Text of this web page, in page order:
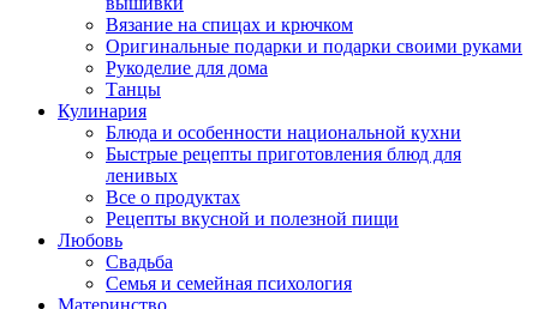
Вязание на спицах и крючком
Оригинальные подарки и подарки своими руками
Рукоделие для дома
Танцы
Кулинария
Блюда и особенности национальной кухни
Быстрые рецепты приготовления блюд для
ленивых
Все о продуктах
Рецепты вкусной и полезной пищи
Любовь
Свадьба
Семья и семейная психология